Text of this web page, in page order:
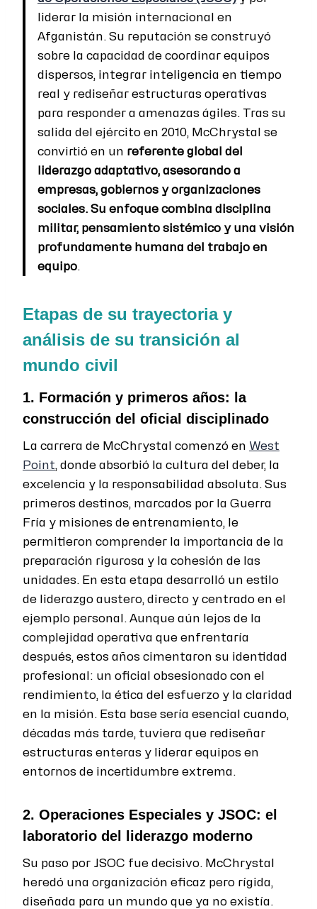
liderar la misión internacional en
Afganistán. Su reputación se construyó
sobre la capacidad de coordinar equipos
dispersos, integrar inteligencia en tiempo
real y rediseñar estructuras operativas
para responder a amenazas ágiles. Tras su
salida del ejército en 2010, McChrystal se
convirtió en un referente global del
liderazgo adaptativo, asesorando a
empresas, gobiernos y organizaciones
sociales. Su enfoque combina disciplina
militar, pensamiento sistémico y una visión
profundamente humana del trabajo en
equipo.
Etapas de su trayectoria y
análisis de su transición al
mundo civil
1. Formación y primeros años: la
construcción del oficial disciplinado
La carrera de McChrystal comenzó en West
Point, donde absorbió la cultura del deber, la
excelencia y la responsabilidad absoluta. Sus
primeros destinos, marcados por la Guerra
Fría y misiones de entrenamiento, le
permitieron comprender la importancia de la
preparación rigurosa y la cohesión de las
unidades. En esta etapa desarrolló un estilo
de liderazgo austero, directo y centrado en el
ejemplo personal. Aunque aún lejos de la
complejidad operativa que enfrentaría
después, estos años cimentaron su identidad
profesional: un oficial obsesionado con el
rendimiento, la ética del esfuerzo y la claridad
en la misión. Esta base sería esencial cuando,
décadas más tarde, tuviera que rediseñar
estructuras enteras y liderar equipos en
entornos de incertidumbre extrema.
2. Operaciones Especiales y JSOC: el
laboratorio del liderazgo moderno
Su paso por JSOC fue decisivo. McChrystal
heredó una organización eficaz pero rígida,
diseñada para un mundo que ya no existía.